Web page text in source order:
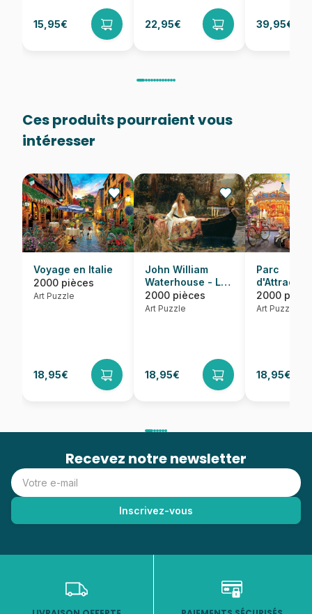
15,95€ 22,95€ 39,95€
Ces produits pourraient vous
intéresser
Voyage en Italie
2000 pièces
Art Puzzle
18,95€
John William
Waterhouse - La
Dame de Shalott,
1888
2000 pièces
Art Puzzle
18,95€
Parc
Paris
2000
Art Puzzle
18,95€
Recevez notre newsletter